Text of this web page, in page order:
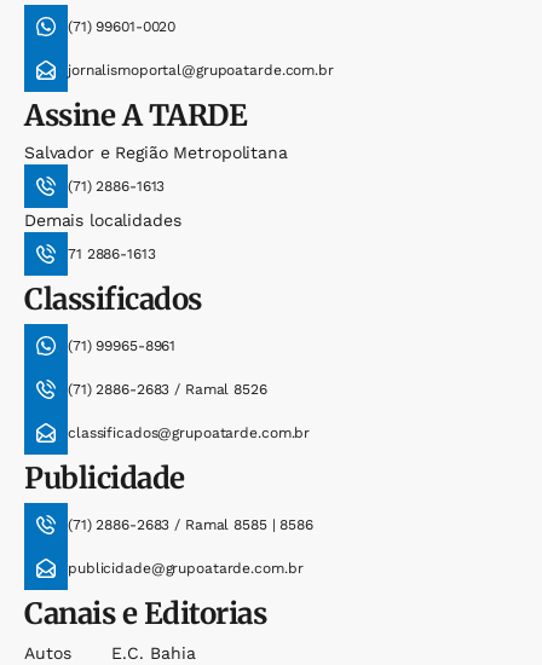
(71) 99601-0020
jornalismoportal@grupoatarde.com.br
AssineA TARDE
Salvador e Região Metropolitana
(71) 2886-1613
Demais localidades
71 2886-1613
Classificados
(71) 99965-8961
(71) 2886-2683 / Ramal 8526
classificados@grupoatarde.com.br
Publicidade
(71) 2886-2683 / Ramal 8585 | 8586
publicidade@grupoatarde.com.br
Canais e Editorias
Autos E.c. Bahia